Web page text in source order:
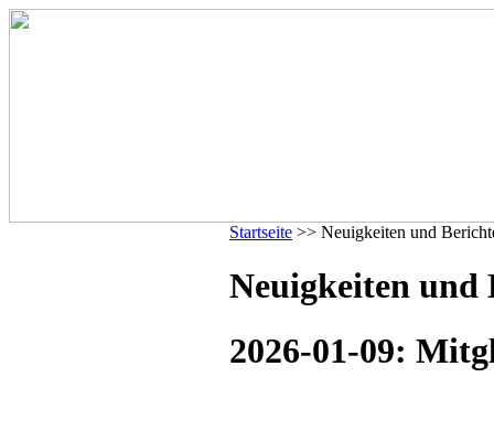
Startseite >> Neuigkeiten und
Neuigkeiten und
2026-01-09: